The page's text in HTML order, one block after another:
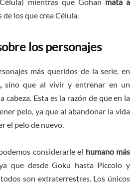
los que crea Célula.
los personajes
más queridos de la serie, en
sino que al vivir y entrenar en un
cabeza. Esta es la razón de que en la
pelo, ya que al abandonar la vida
el pelo de nuevo.
considerarle el humano más
que desde Goku hasta Piccolo y
son extraterrestres. Los únicos